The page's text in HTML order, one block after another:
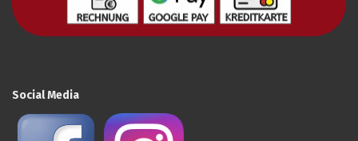
Social Media